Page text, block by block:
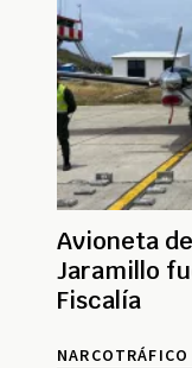
Avioneta
Jaramillo
Fiscalía
NARCOTRÁFICO